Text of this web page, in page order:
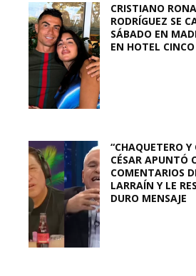
CRISTIANO
RODRÍGUEZ SE
SÁBADO EN
EN HOTEL
“CHAQUETERO
CÉSAR APUNTÓ
COMENTARIOS
LARRAÍN Y LE
DURO MENSAJE